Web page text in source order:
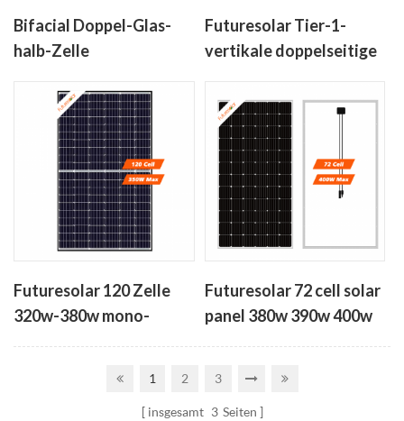
Bifacial Doppel-Glas-
halb-Zelle
410w-450w
Futuresolar Tier-1-
vertikale doppelseitige
350W-380W
Futuresolar 120 Zelle
320w-380w mono-
Futuresolar 72 cell solar
panel 380w 390w 400w
1 2 3
insgesamt 3 Seiten